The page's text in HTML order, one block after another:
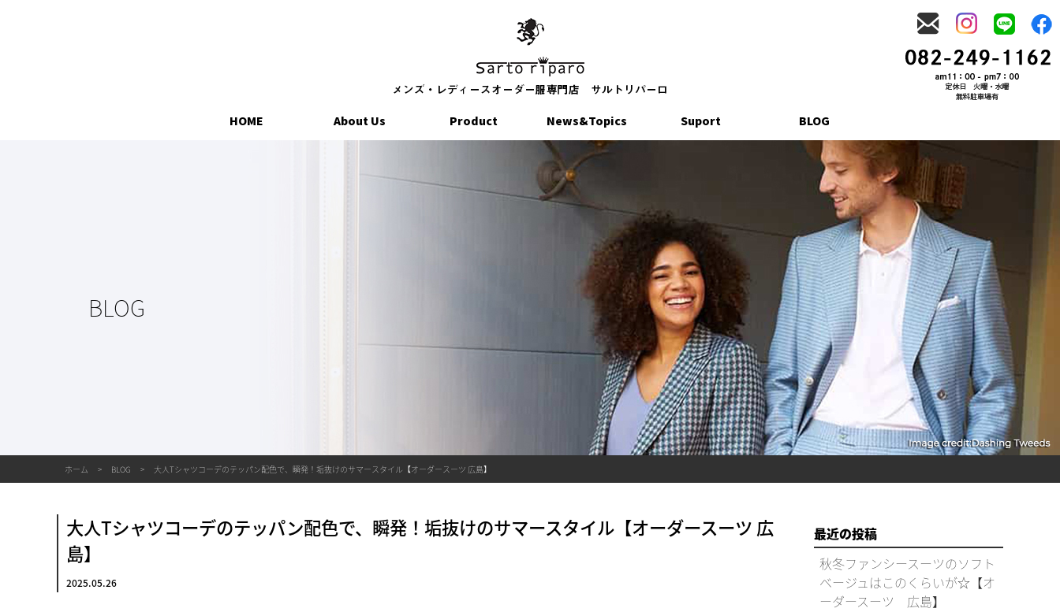
HOME About Us Product News&Topics Suport BLOG
BLOG
ホーム BLOG 大人Tシャツコーデのテッパン配色で、瞬発！垢抜けのサマースタイル【オーダースーツ 広島】
大人Tシャツコーデのテッパン配色で、瞬発！垢抜けのサマースタイル【オーダースーツ 広
島】
2025.05.26
最近の投稿
秋冬ファンシースーツのソフト
ベージュはこのくらいが☆【オ
ーダースーツ 広島】